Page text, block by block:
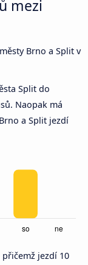
mezi
Brno a Split v
Split do
Naopak má
a Split jezdí
přičemž jezdí 10